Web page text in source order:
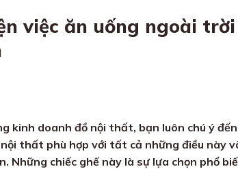
việc ăn uống ngoài
kinh doanh đồ nội thất, bạn luôn chú ý
thất phù hợp với tất cả những điều này
Những chiếc ghế này là sự lựa chọn phổ